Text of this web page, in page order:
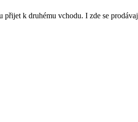
k druhému vchodu. I zde se